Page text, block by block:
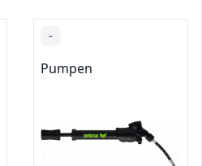
-
Pumpen